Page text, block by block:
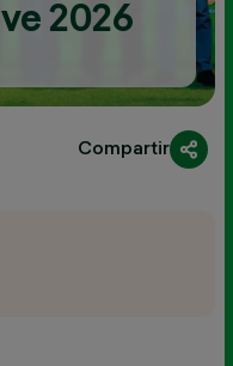
2026
Compartir